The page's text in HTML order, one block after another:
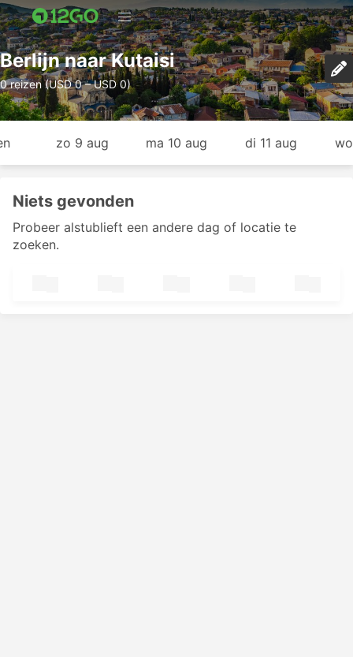
Berlijn naar Kutaisi
0 reizen (USD 0 – USD 0)
zo 9 aug ma 10 aug di 11 aug
Niets gevonden
Probeer alstublieft een andere dag of locatie te
zoeken.